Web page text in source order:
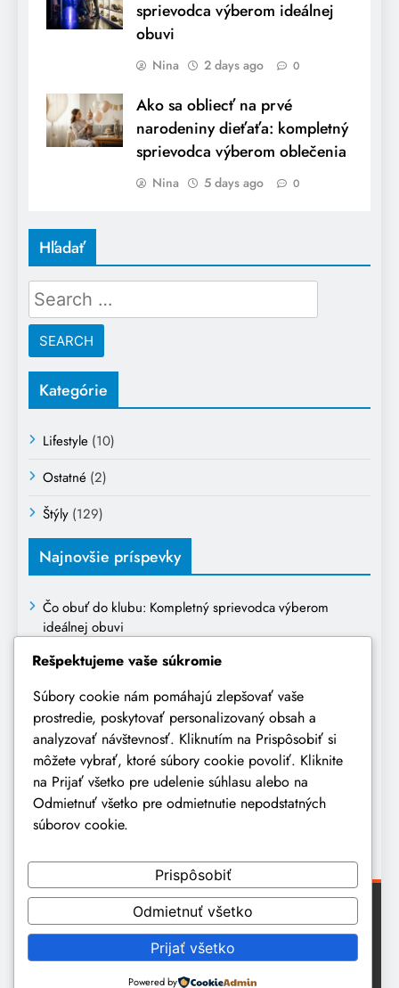
sprievodca výberom ideálnej
obuvi
Nina 2 days ago 0
Ako sa obliecť na prvé
narodeniny dieťaťa: kompletný
sprievodca výberom oblečenia
Nina 5 days ago 0
Hľadať
Search
for:
Kategórie
Lifestyle (10)
Ostatné (2)
Štýly (129)
Najnovšie príspevky
Čo obuť do klubu: Kompletný sprievodca výberom
ideálnej obuvi
Ako sa obliecť na prvé narodeniny dieťaťa: kompletný
Oblečenie na pohreb: Kompletný sprievodca vhodným a
úctivým oblečením
Ako sa obliecť na obchodné stretnutie: Kompletný
sprievodca profesionálnym vzhľadom
Džínsy zvonáče sa vracajú do módy: retro štýl s
© 2026 wawmagazine.eu ďalšie šírenie textov, fotografií a
video materiálov uverejnených na webe, úplne alebo
čiastočne, vyžaduje predchádzajúci súhlas vydavateľa.
Powered By
BlazeThemes
Rešpektujeme vaše súkromie
Súbory cookie nám pomáhajú zlepšovať vaše
prostredie, poskytovať personalizovaný obsah a
analyzovať návštevnosť. Kliknutím na Prispôsobiť si
môžete vybrať, ktoré súbory cookie povoliť. Kliknite
na Prijať všetko pre udelenie súhlasu alebo na
Odmietnuť všetko pre odmietnutie nepodstatných
súborov cookie.
Prispôsobiť
Odmietnuť všetko
Prijať všetko
Powered by